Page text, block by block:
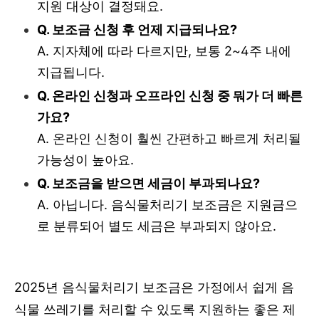
지원 대상이 결정돼요.
Q. 보조금 신청 후 언제 지급되나요?
A. 지자체에 따라 다르지만, 보통 2~4주 내에
지급됩니다.
Q. 온라인 신청과 오프라인 신청 중 뭐가 더 빠른
가요?
A. 온라인 신청이 훨씬 간편하고 빠르게 처리될
가능성이 높아요.
Q. 보조금을 받으면 세금이 부과되나요?
A. 아닙니다. 음식물처리기 보조금은 지원금으
로 분류되어 별도 세금은 부과되지 않아요.
2025년 음식물처리기 보조금은 가정에서 쉽게 음
식물 쓰레기를 처리할 수 있도록 지원하는 좋은 제